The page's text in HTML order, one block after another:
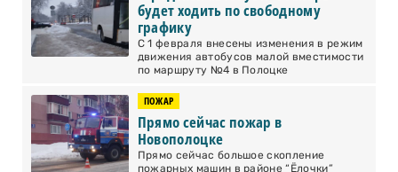
будет ходить по свободному
графику
С 1 февраля внесены изменения в режим
движения автобусов малой вместимости
по маршруту №4 в Полоцке
ПОЖАР
Прямо сейчас пожар в
Новополоцке
Прямо сейчас большое скопление
пожарных машин в районе “Ёлочки”